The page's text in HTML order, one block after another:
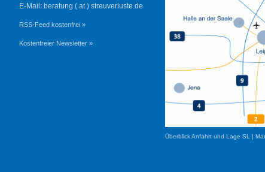
E-Mail: beratung ( at ) streuverluste.de
RSS-Feed kostenfrei »
Kostenfreier Newsletter »
Überblick Anfahrt und Lage SL |